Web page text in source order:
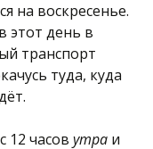
на воскресенье.
этот день в
транспорт
туда, куда
12 часов утра и